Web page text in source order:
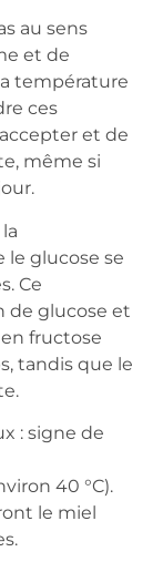
au sens
et de
température
ces
et de
même si
le glucose se
Ce
de glucose et
fructose
tandis que le
: signe de
40 °C).
le miel